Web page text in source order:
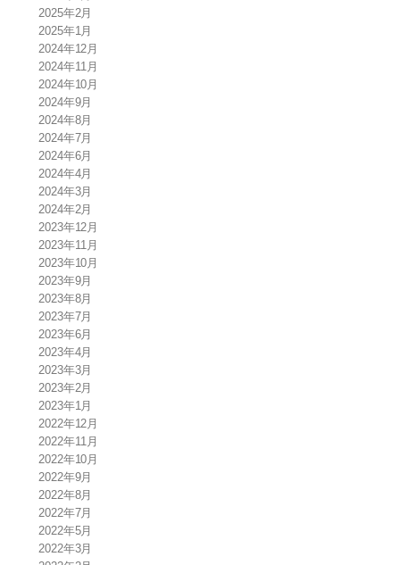
2025年2月
2025年1月
2024年12月
2024年11月
2024年10月
2024年9月
2024年8月
2024年7月
2024年6月
2024年4月
2024年3月
2024年2月
2023年12月
2023年11月
2023年10月
2023年9月
2023年8月
2023年7月
2023年6月
2023年4月
2023年3月
2023年2月
2023年1月
2022年12月
2022年11月
2022年10月
2022年9月
2022年8月
2022年7月
2022年5月
2022年3月